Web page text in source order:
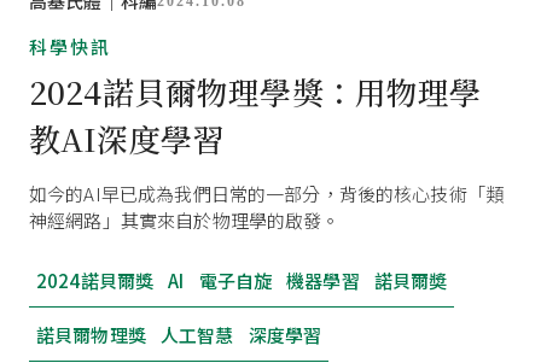
科學快訊
2024諾貝爾物理學獎：用物理學
教AI深度學習
如今的AI早已成為我們日常的一部分，背後的核心技術「類
神經網路」其實來自於物理學的啟發。
2024諾貝爾獎 AI 電子自旋 機器學習 諾貝爾奬
諾貝爾物理獎 人工智慧 深度學習